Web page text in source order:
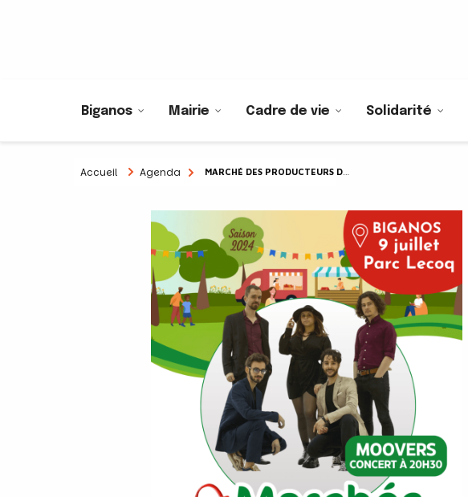
Biganos Mairie Cadre de vie Solidarité
Accueil Agenda MARCHÉ DES PRODUCTEURS DE PAYS